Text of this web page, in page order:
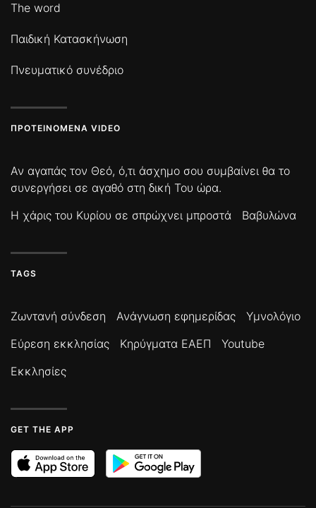
The word
Παιδική Κατασκήνωση
Πνευματικό συνέδριο
ΠΡΟΤΕΙΝΌΜΕΝΑ VIDEO
Αν αγαπάς τον Θεό, ό,τι άσχημο σου συμβαίνει θα το
συνεργήσει σε αγαθό στη δική Του ώρα.
Η χάρις του Κυρίου σε σπρώχνει μπροστά
Βαβυλώνα
TAGS
Ζωντανή σύνδεση Ανάγνωση εφημερίδας
Υμνολόγιο
Εύρεση εκκλησίας
Κηρύγματα ΕΑΕΠ
Youtube
Εκκλησίες
GET THE APP